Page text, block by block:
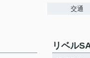
交通
リベル